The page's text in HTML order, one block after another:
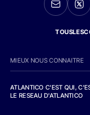
MIEUX NOUS CONNAITRE
ATLANTICO C'EST QUI,
LE RESEAU D'ATLANTICO